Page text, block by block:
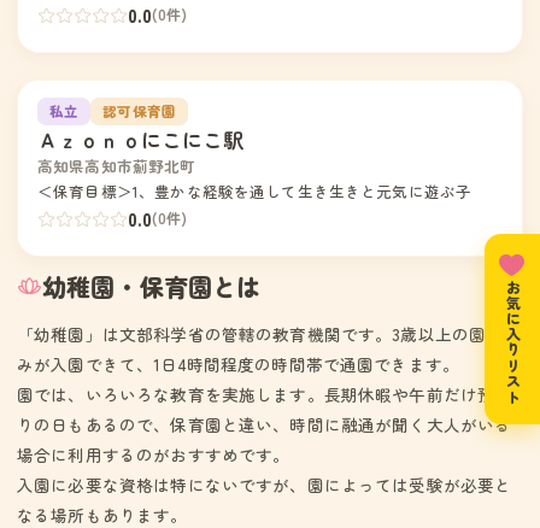
0.0(0件)
3私立 認可保育園
Ａｚｏｎｏにこにこ駅
高知県高知市薊野北町
＜保育目標＞1、豊かな経験を通して生き生きと元気に遊ぶ子
0.0(0件)
幼稚園・保育園とは
「幼稚園」は文部科学省の管轄の教育機関です。3歳以上の園児の
みが入園できて、1日4時間程度の時間帯で通園できます。
園では、いろいろな教育を実施します。長期休暇や午前だけ預か
りの日もあるので、保育園と違い、時間に融通が聞く大人がいる
場合に利用するのがおすすめです。
入園に必要な資格は特にないですが、園によっては受験が必要と
なる場所もあります。
お気に入りリスト